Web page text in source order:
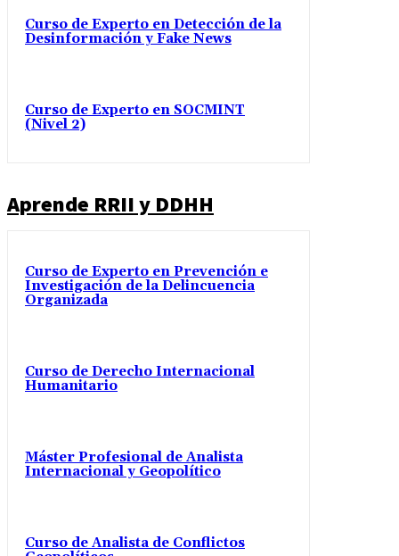
Curso de Experto en Detección de la
Desinformación y Fake News
Curso de Experto en SOCMINT
(Nivel 2)
Aprende RRII y DDHH
Curso de Experto en Prevención e
Investigación de la Delincuencia
Organizada
Curso de Derecho Internacional
Humanitario
Máster Profesional de Analista
Internacional y Geopolítico
Curso de Analista de Conflictos